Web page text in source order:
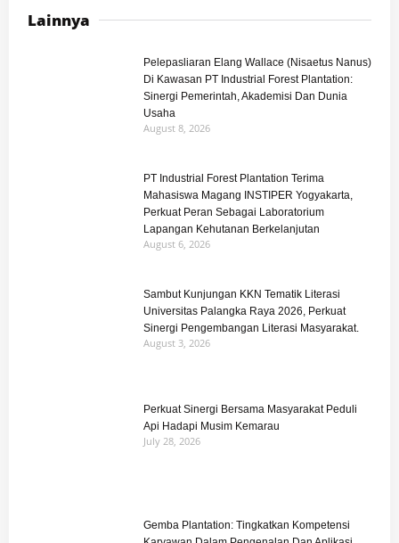
Lainnya
Pelepasliaran Elang Wallace (Nisaetus Nanus)
Di Kawasan PT Industrial Forest Plantation:
Sinergi Pemerintah, Akademisi Dan Dunia
Usaha
August 8, 2026
PT Industrial Forest Plantation Terima
Mahasiswa Magang INSTIPER Yogyakarta,
Perkuat Peran Sebagai Laboratorium
Lapangan Kehutanan Berkelanjutan
August 6, 2026
Sambut Kunjungan KKN Tematik Literasi
Universitas Palangka Raya 2026, Perkuat
Sinergi Pengembangan Literasi Masyarakat.
August 3, 2026
Perkuat Sinergi Bersama Masyarakat Peduli
Api Hadapi Musim Kemarau
July 28, 2026
Gemba Plantation: Tingkatkan Kompetensi